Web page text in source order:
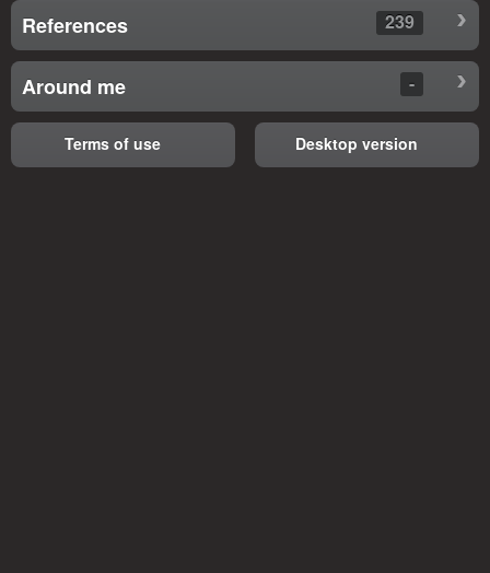
References 239
Around me -
Terms of use Desktop version